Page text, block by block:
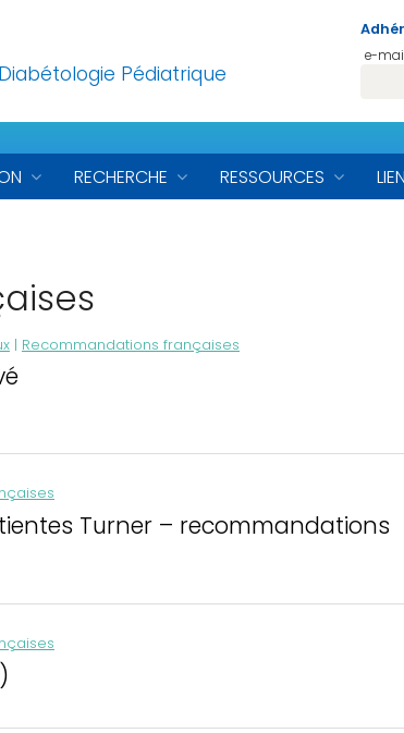
Pédiatrique
e-
RECHERCHE RESSOURCES
| Recommandations françaises
Turner – recommandations